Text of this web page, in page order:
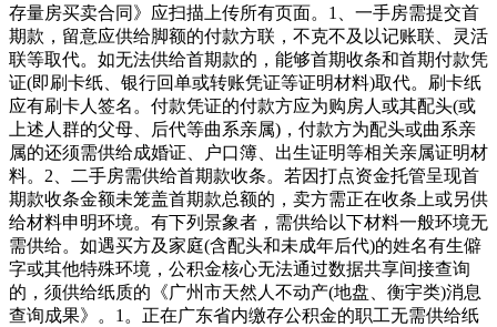
存量房买卖合同》应扫描上传所有页面。1、一手房需提交首
期款，留意应供给脚额的付款方联，不克不及以记账联、灵活
联等取代。如无法供给首期款的，能够首期收条和首期付款凭
证(即刷卡纸、银行回单或转账凭证等证明材料)取代。刷卡纸
应有刷卡人签名。付款凭证的付款方应为购房人或其配头(或
上述人群的父母、后代等曲系亲属)，付款方为配头或曲系亲
属的还须需供给成婚证、户口簿、出生证明等相关亲属证明材
料。2、二手房需供给首期款收条。若因打点资金托管呈现首
期款收条金额未笼盖首期款总额的，卖方需正在收条上或另供
给材料申明环境。有下列景象者，需供给以下材料一般环境无
需供给。如遇买方及家庭(含配头和未成年后代)的姓名有生僻
字或其他特殊环境，公积金核心无法通过数据共享间接查询
的，须供给纸质的《广州市天然人不动产(地盘、衡宇类)消息
查询成果》。1。正在广东省内缴存公积金的职工无需供给纸